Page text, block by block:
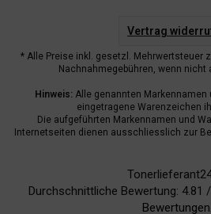
Vertrag
* Alle Preise inkl. gesetzl. Mehrwertsteuer
Nachnahmegebühren, wenn nicht
Hinweis: Alle genannten
eingetragene Warenzeichen
Die aufgeführten Markennamen und
Internetseiten dienen ausschliesslich zur
Durchschnittliche Bewertung: 4.81 /
Bewertungen.